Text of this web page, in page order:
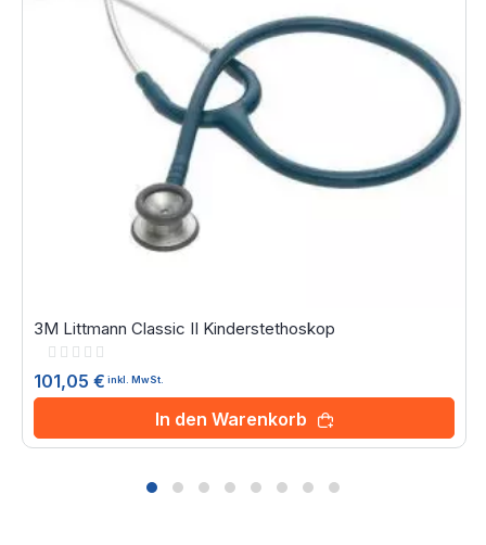
3M Littmann Classic II Kinderstethoskop
Rating:
101,05 € inkl. MwSt.
In den Warenkorb